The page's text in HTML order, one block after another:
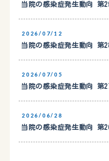
当院の感染症発生動向 第
2026/07/12
当院の感染症発生動向 第
2026/07/05
当院の感染症発生動向 第
2026/06/28
当院の感染症発生動向 第